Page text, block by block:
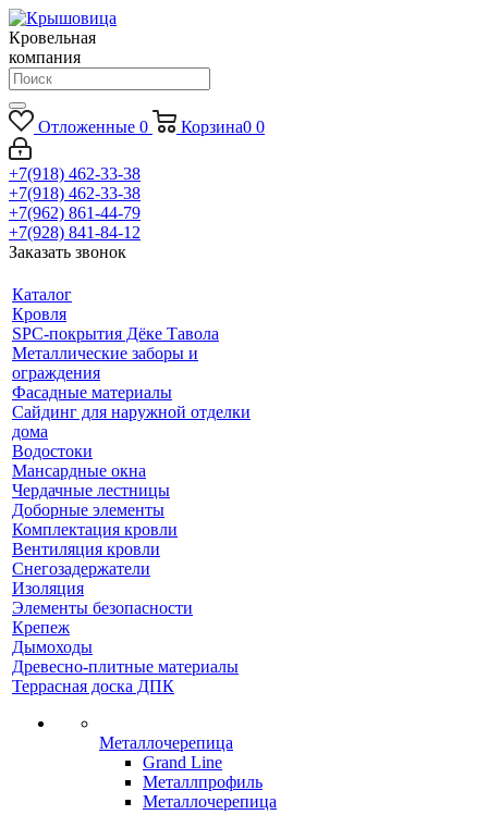
Кровельная
компания
Отложенные 0 Корзина0 0
+7(918) 462-33-38
+7(918) 462-33-38
+7(962) 861-44-79
+7(928) 841-84-12
Заказать звонок
Каталог
Кровля
SPC-покрытия Дёке Тавола
Металлические заборы и
ограждения
Фасадные материалы
Сайдинг для наружной отделки
дома
Водостоки
Мансардные окна
Чердачные лестницы
Доборные элементы
Комплектация кровли
Вентиляция кровли
Снегозадержатели
Изоляция
Элементы безопасности
Крепеж
Дымоходы
Древесно-плитные материалы
Террасная доска ДПК
Металлочерепица
Grand Line
Металлпрофиль
Металлочерепица